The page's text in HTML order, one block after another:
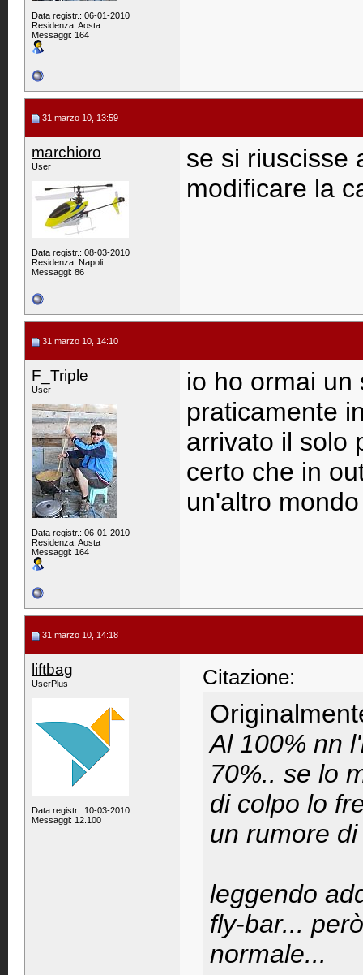
Data registr.: 06-01-2010
Residenza: Aosta
Messaggi: 164
31 marzo 10, 13:59
marchioro
User
Data registr.: 08-03-2010
Residenza: Napoli
Messaggi: 86
se si riuscisse
modificare la
31 marzo 10, 14:10
F_Triple
User
Data registr.: 06-01-2010
Residenza: Aosta
Messaggi: 164
io ho ormai
praticamente
arrivato il solo
certo che in
un'altro
31 marzo 10, 14:18
liftbag
UserPlus
Data registr.: 10-03-2010
Messaggi: 12.100
Citazione:
Al 100% nn
70%.. se lo
di colpo lo
un rumore
leggendo
fly-bar...
normale...